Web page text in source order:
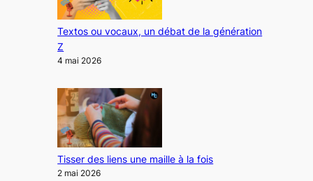
Textos ou vocaux, un débat de la génération
Z
4 mai 2026
Tisser des liens une maille à la fois
2 mai 2026